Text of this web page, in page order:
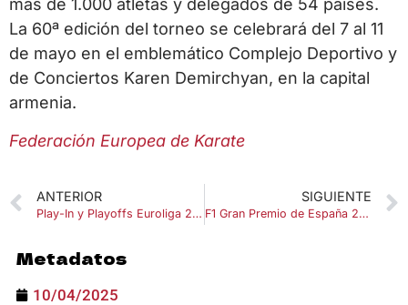
más de 1.000 atletas y delegados de 54 países.
La 60ª edición del torneo se celebrará del 7 al 11
de mayo en el emblemático Complejo Deportivo y
de Conciertos Karen Demirchyan, en la capital
armenia.
Federación Europea de Karate
ANTERIOR
Play-In y Playoffs Euroliga 2025
SIGUIENTE
F1 Gran Premio de España 2025
Metadatos
10/04/2025